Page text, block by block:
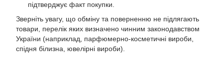
підтверджує факт покупки.
Зверніть увагу, що обміну та поверненню не підлягають
товари, перелік яких визначено чинним законодавством
України (наприклад, парфюмерно-косметичні вироби,
спідня білизна, ювелірні вироби).